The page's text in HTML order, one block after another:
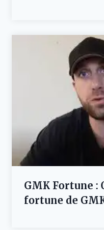
GMK Fortune :
fortune de